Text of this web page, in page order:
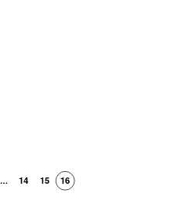
… 14 15 16